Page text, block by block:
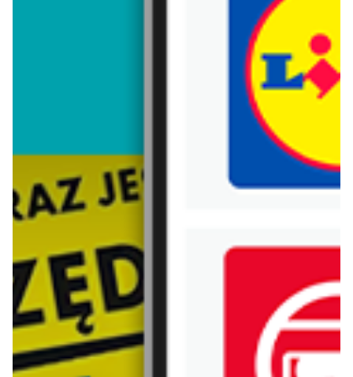
Trafiłeś na nieaktualną gazetkę
Zobacz aktualne gazetki Blix!
aktualna
Carrefour
od dziś
Oferta od czwartku